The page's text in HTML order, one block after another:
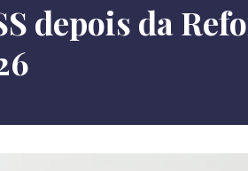
depois da